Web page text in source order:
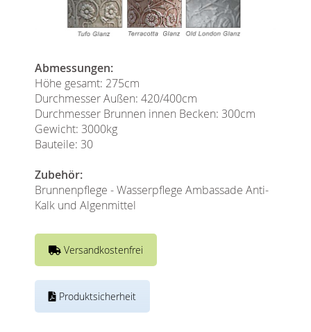
Abmessungen:
Höhe gesamt: 275cm
Durchmesser Außen: 420/400cm
Durchmesser Brunnen innen Becken: 300cm
Gewicht: 3000kg
Bauteile: 30
Zubehör:
Brunnenpflege - Wasserpflege Ambassade Anti-
Kalk und Algenmittel
Versandkostenfrei
Produktsicherheit